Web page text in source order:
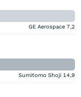
GE Aerospace 7,2
Sumitomo Shoji 14,9